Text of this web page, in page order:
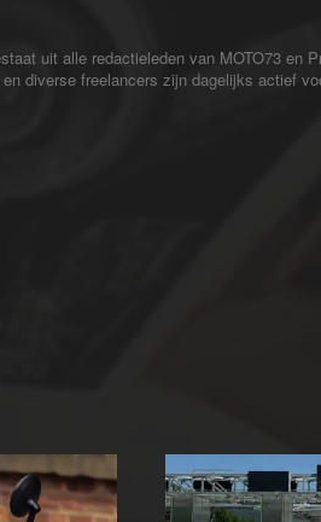
uit alle redactieleden van MOTO73 en
diverse freelancers zijn dagelijks actief